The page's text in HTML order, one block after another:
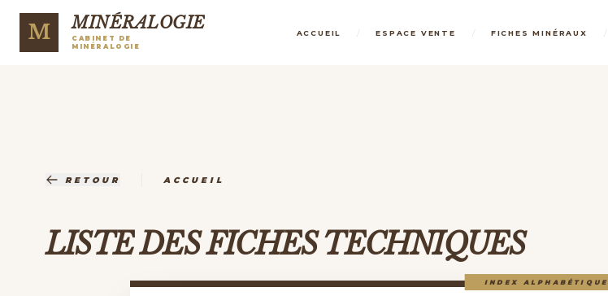
M MINÉRALOGIE
CABINET DE
MINÉRALOGIE
ACCUEIL / ESPACE VENTE / FICHES MINÉRAUX /
RETOUR ACCUEIL
LISTE DES FICHES TECHNIQUES
INDEX ALPHABÉTIQUE